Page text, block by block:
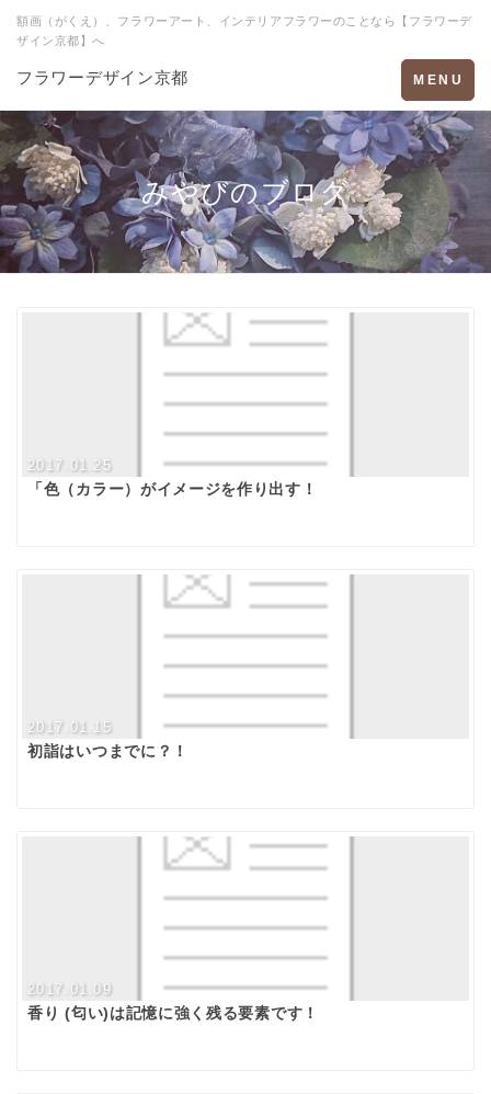
額画（がくえ）、フラワーアート、インテリアフラワーのことなら【フラワーデ
ザイン京都】へ
フラワーデザイン京都
Toggle
navigation
MENU
みやびのブログ
2017.01.25
「色（カラー）がイメージを作り出す！
2017.01.15
初詣はいつまでに？！
2017.01.09
香り (匂い)は記憶に強く残る要素です！